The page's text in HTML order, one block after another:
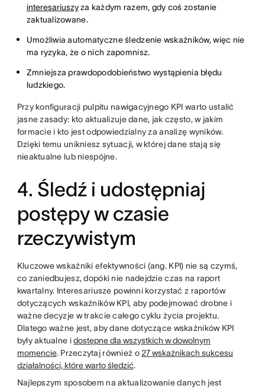
interesariuszyza każdym razem, gdy coś zostanie
zaktualizowane.
Umożliwia automatyczne śledzenie wskaźników, więc nie
ma ryzyka, że o nich zapomnisz.
Zmniejsza prawdopodobieństwo wystąpienia błędu
ludzkiego.
Przy konfiguracji pulpitu nawigacyjnego KPI warto ustalić
jasne zasady: kto aktualizuje dane, jak często, w jakim
formacie i kto jest odpowiedzialny za analizę wyników.
Dzięki temu unikniesz sytuacji, w której dane stają się
nieaktualne lub niespójne.
4. Śledź i udostępniaj
postępy w czasie
rzeczywistym
Kluczowe wskaźniki efektywności (ang. KPI) nie są czymś,
co zaniedbujesz, dopóki nie nadejdzie czas na raport
kwartalny. Interesariusze powinni korzystać z raportów
dotyczących wskaźników KPI, aby podejmować drobne i
ważne decyzje w trakcie całego cyklu życia projektu.
Dlatego ważne jest, aby dane dotyczące wskaźników KPI
były aktualne idostępne dla wszystkich w dowolnym
momencie. Przeczytaj również o 27 wskaźnikach sukcesu
działalności, które warto śledzić.
Najlepszym sposobem na aktualizowanie danych jest